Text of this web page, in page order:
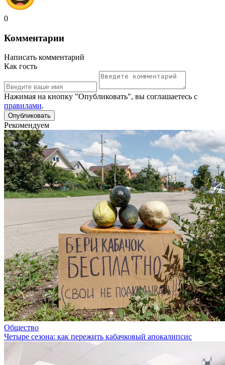
0
Комментарии
Написать комментарий
Как гость
Нажимая на кнопку "Опубликовать", вы соглашаетесь с
правилами.
Рекомендуем
Общество
Четыре сезона: как пережить кабачковый апокалипсис